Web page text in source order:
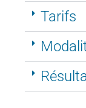
Tarifs